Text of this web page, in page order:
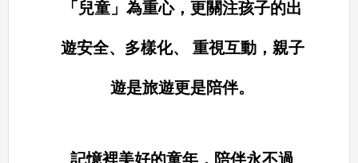
「兒童」為重心，更關注孩子的出
遊安全、多樣化、 重視互動，親子
遊是旅遊更是陪伴。
記憶裡美好的童年，陪伴永不過